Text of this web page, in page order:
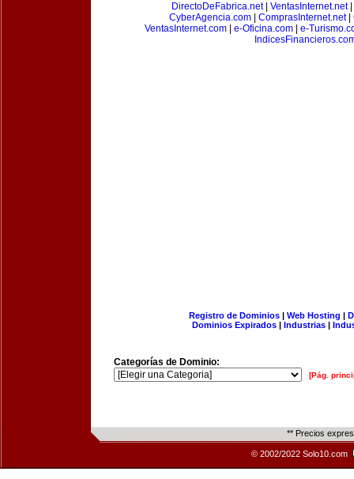
DirectoDeFabrica.net| VentasInternet.net|
CyberAgencia.com| ComprasInternet.net|
VentasInternet.com
e-Oficina.com
e-
Registro de Dominios| Web Hosting |
Dominios Expirados | Industrias |
Categorías de Dominio:
[Pág.
** Precios
© 2002/2022 Solo10.com